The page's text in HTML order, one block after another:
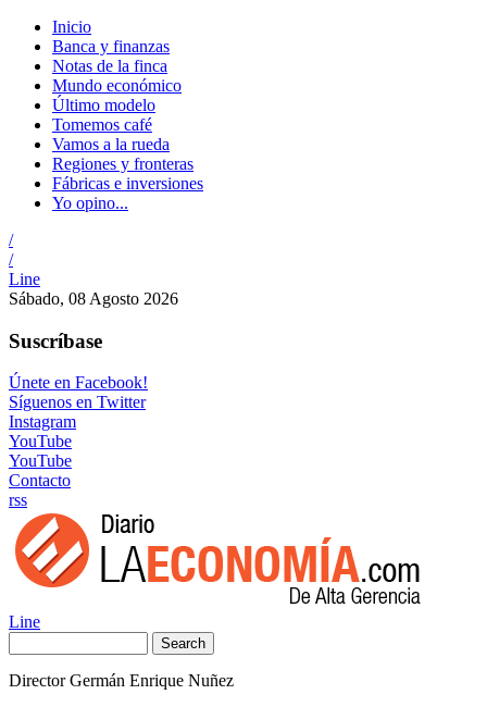
Inicio
Banca y finanzas
Notas de la finca
Mundo económico
Último modelo
Tomemos café
Vamos a la rueda
Regiones y fronteras
Fábricas e inversiones
Yo opino...
/
/
Line
Sábado, 08 Agosto 2026
Suscríbase
Únete en Facebook!
Síguenos en Twitter
Instagram
YouTube
YouTube
Contacto
rss
Line
Search
Director Germán Enrique Nuñez